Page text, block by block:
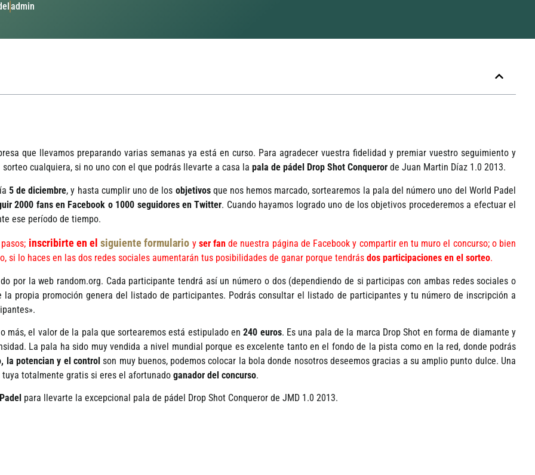
admin
que llevamos preparando varias semanas ya está en curso. Para agradecer vuestra fidelidad y premiar vuestro seguimiento y
sorteo cualquiera, si no uno con el que podrás llevarte a casa la pala de pádel Drop Shot Conqueror de Juan Martin Dí­az 1.0 2013.
5 de diciembre, y hasta cumplir uno de los objetivosque nos hemos marcado, sortearemos la pala del número uno del World Padel
2000 fans en Facebook o 1000 seguidores en Twitter. Cuando hayamos logrado uno de los objetivos procederemos a efectuar el
ese perí­odo de tiempo.
inscribirte en elsiguiente formulario y ser fan de nuestra página de Facebook y compartir en tu muro el concurso; o bien
si lo haces en las dos redes sociales aumentarán tus posibilidades de ganar porque tendrás dos participaciones en el sorteo.
por la web random.org. Cada participante tendrá así­ un número o dos (dependiendo de si participas con ambas redes sociales o
propia promoción genera del listado de participantes. Podrás consultar el listado de participantes y tu número de inscripción a
más, el valor de la pala que sortearemos está estipulado en240 euros. Es una pala de la marca Drop Shot en forma de diamante y
La pala ha sido muy vendida a nivel mundial porque es excelente tanto en el fondo de la pista como en la red, donde podrás
la potencian y el controlson muy buenos, podemos colocar la bola donde nosotros deseemos gracias a su amplio punto dulce. Una
totalmente gratis si eres el afortunado ganador del concurso.
para llevarte la excepcional pala de pádel Drop Shot Conqueror de JMD 1.0 2013.